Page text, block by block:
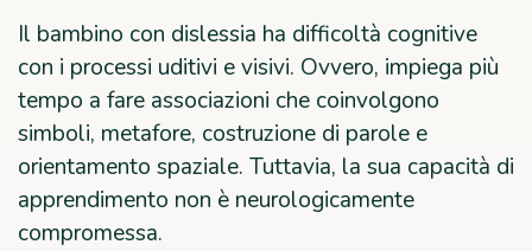
Il bambino con dislessia ha difficoltà cognitive
con i processi uditivi e visivi. Ovvero, impiega più
tempo a fare associazioni che coinvolgono
simboli, metafore, costruzione di parole e
orientamento spaziale. Tuttavia, la sua capacità di
apprendimento non è neurologicamente
compromessa.